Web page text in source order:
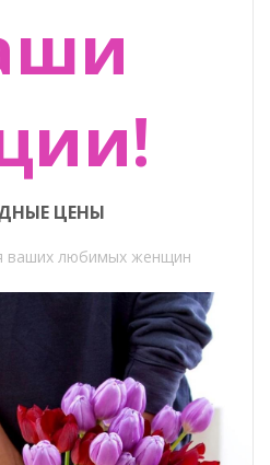
ЦЕНЫ
ваших любимых женщин